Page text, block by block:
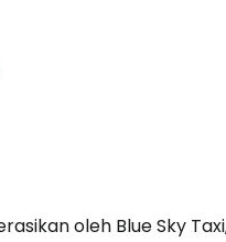
oleh Blue Sky